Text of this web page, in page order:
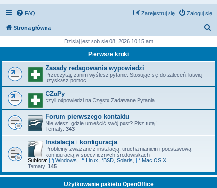
FAQ Zaloguj się
Zarejestruj się
Strona główna
k
j
Dzisiaj jest sob sie 08, 2026 10:15 am
Pierwsze kroki
Zasady redagowania wypowiedzi
Przeczytaj, zanim wyślesz pytanie. Stosując się do zaleceń, łatwiej
uzyskasz pomoc
CZaPy
czyli odpowiedzi na Często Zadawane Pytania
Forum pierwszego kontaktu
Nie wiesz, gdzie umieścić swój post? Pisz tutaj!
Tematy: 343
Instalacja i konfiguracja
Problemy związane z instalacją, uruchamianiem i podstawową
konfiguracją w specyficznych środowiskach
Subfora:
Windows Linux, *BSD, Solaris
Mac OS X
Tematy: 145
Użytkowanie pakietu OpenOffice